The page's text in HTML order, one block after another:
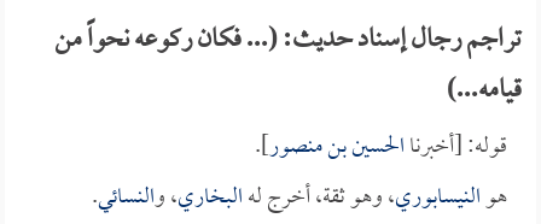
تراجم رجال إسناد حديث: (... فكان ركوعه نحواً من
قيامه...)
قوله: [أخبرناالحسين بن منصور].
هوالنيسابوري، وهو ثقة، أخرج لهالبخاري، والنسائي.